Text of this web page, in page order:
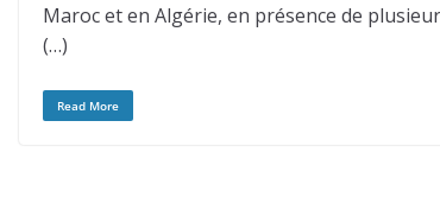
Maroc et en Algérie, en présence de
(…)
Read More